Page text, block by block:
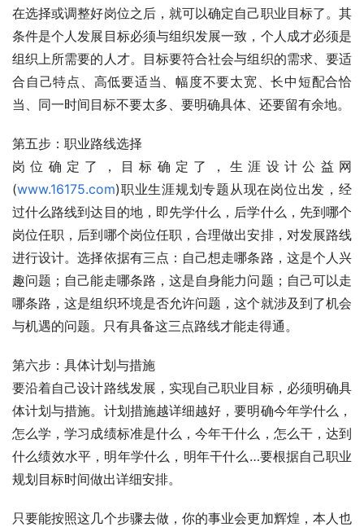
在选择或调整好岗位之后，就可以确定自己职业目标了。其
条件是个人发展目标必须与组织发展一致，个人成才必须是
组织上所需要的人才。目标要符合社会与组织的需求、要适
合自己特点、高低要适当、幅度不要太宽、长中短配合恰
当、同一时间目标不要太多、要明确具体、还要留有余地。
第五步：职业路线选择
岗位确定了，目标确定了，生涯设计公益网
(www.16175.com)职业生涯规划专题从现在岗位出发，经
过什么路线到达目的地，即先学什么，后学什么，先到哪个
岗位任职，后到哪个岗位任职，合理做出安排，对发展路线
进行设计。选择依据有三点：自己想走哪条路，这是个人兴
趣问题；自己能走哪条路，这是自身能力问题；自己可以走
哪条路，这是组织环境是否允许问题，这个就涉及到了机会
与机遇的问题。只有具备这三点路线才能走得通。
第六步：具体计划与措施
要沿着自己设计路线发展，实现自己职业目标，必须明确具
体计划与措施。计划措施越详细越好，要明确今年学什么，
怎么学，学习成绩标准是什么，今年干什么，怎么干，达到
什么绩效水平，明年学什么，明年干什么…要根据自己职业
规划目标时间做出详细安排。
只要能按照这几个步骤去做，你的事业会更加辉煌，本人也